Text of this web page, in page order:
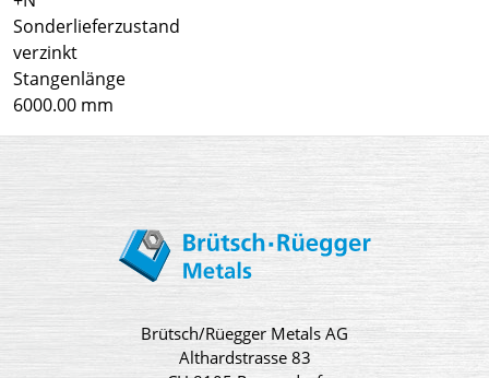
Sonderlieferzustand
verzinkt
Stangenlänge
6000.00 mm
Brütsch/Rüegger Metals AG
Althardstrasse 83